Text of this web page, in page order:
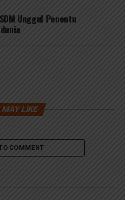
Unggul Penentu
MAY LIKE
COMMENT